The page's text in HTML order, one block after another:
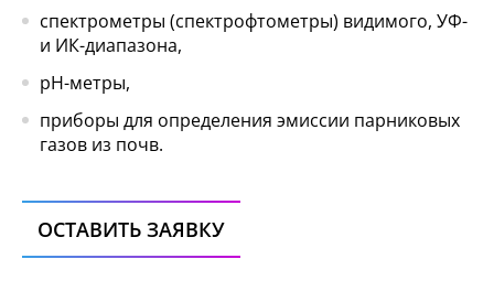
спектрометры (спектрофтометры) видимого, УФ-
и ИК-диапазона,
pH-метры,
приборы для определения эмиссии парниковых
газов из почв.
ОСТАВИТЬ ЗАЯВКУ